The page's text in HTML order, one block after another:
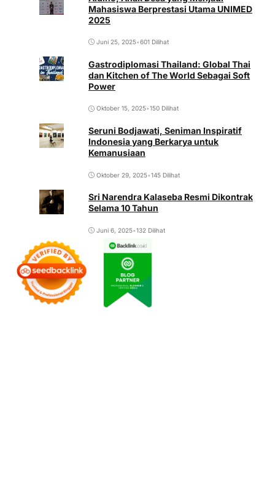
Mahasiswa Berprestasi Utama UNIMED
2025
Juni 25, 2025•601 Dilihat
Gastrodiplomasi Thailand: Global Thai
dan Kitchen of The World Sebagai Soft
Power
Oktober 15, 2025•150 Dilihat
Seruni Bodjawati, Seniman Inspiratif
Indonesia yang Berkarya untuk
Kemanusiaan
Oktober 29, 2025•145 Dilihat
Sri Narendra Kalaseba Resmi Dikontrak
Selama 10 Tahun
Juni 6, 2025•132 Dilihat